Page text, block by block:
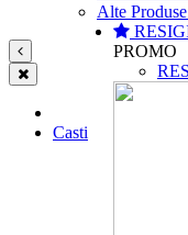
Alte
PROMO
Casti